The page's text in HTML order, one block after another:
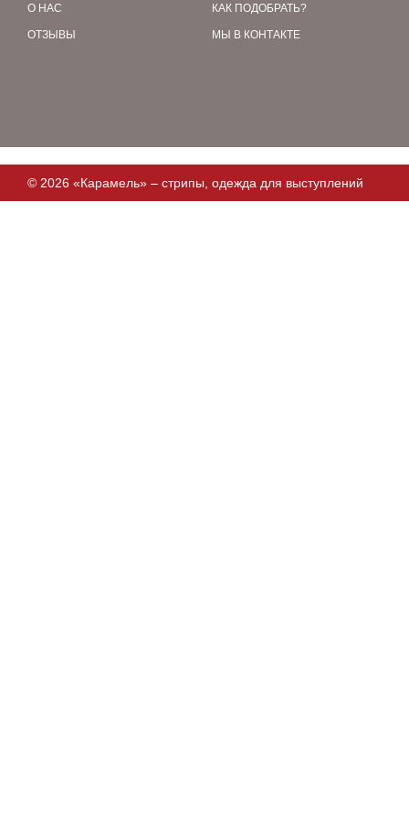
О НАС
ОТЗЫВЫ
КАК ПОДОБРАТЬ?
МЫ В КОНТАКТЕ
© 2026 «Карамель» – стрипы, одежда для выступлений